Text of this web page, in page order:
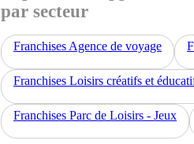
par secteur
Franchises Agence de voyage
Franchises Loisirs créatifs et
Franchises Parc de Loisirs - Jeux